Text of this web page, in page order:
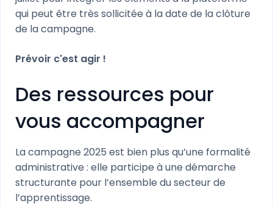
qui peut être très sollicitée à la date de la clôture
de la campagne.
Prévoir c'est agir !
Des ressources pour
vous accompagner
La campagne 2025 est bien plus qu’une formalité
administrative : elle participe à une démarche
structurante pour l’ensemble du secteur de
l’apprentissage.